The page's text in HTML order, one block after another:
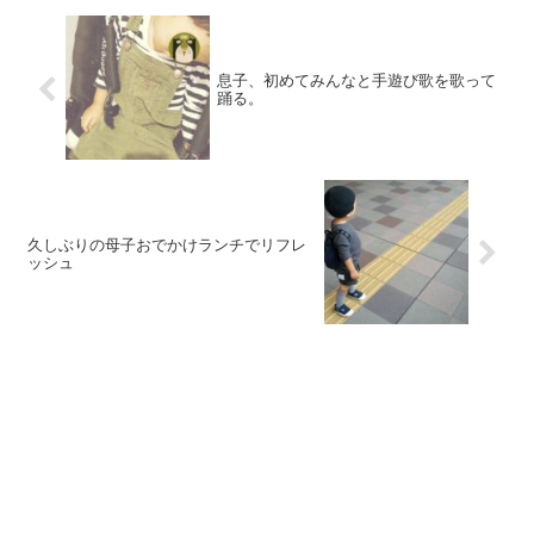
息子、初めてみんなと手遊び歌を歌って
踊る。
久しぶりの母子おでかけランチでリフレ
ッシュ